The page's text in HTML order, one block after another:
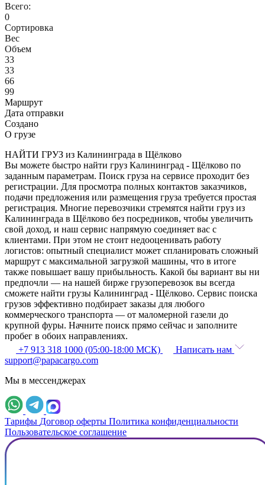
Всего:
0
Сортировка
Вес
Объем
33
33
66
99
Маршрут
Дата отправки
Создано
О грузе
НАЙТИ ГРУЗ из Калининграда в Щёлково
Вы можете быстро найти груз Калининград - Щёлково по
заданным параметрам. Поиск груза на сервисе проходит без
регистрации. Для просмотра полных контактов заказчиков,
подачи предложения или размещения груза требуется простая
регистрация. Многие перевозчики стремятся найти груз из
Калининграда в Щёлково без посредников, чтобы увеличить
свой доход, и наш сервис напрямую соединяет вас с
клиентами. При этом не стоит недооценивать работу
логистов: опытный специалист может спланировать сложный
маршрут с максимальной загрузкой машины, что в итоге
также повышает вашу прибыльность. Какой бы вариант вы ни
предпочли — на нашей бирже грузоперевозок вы всегда
сможете найти грузы Калининград - Щёлково. Сервис поиска
грузов эффективно подбирает заказы для любого
коммерческого транспорта — от маломерной газели до
крупной фуры. Начните поиск прямо сейчас и заполните
пробег в обоих направлениях.
+7 913 318 1000 (05:00-18:00 МСК)
Написать нам
support@papacargo.com
Мы в мессенджерах
Тарифы Договор оферты Политика конфиденциальности
Пользовательское соглашение